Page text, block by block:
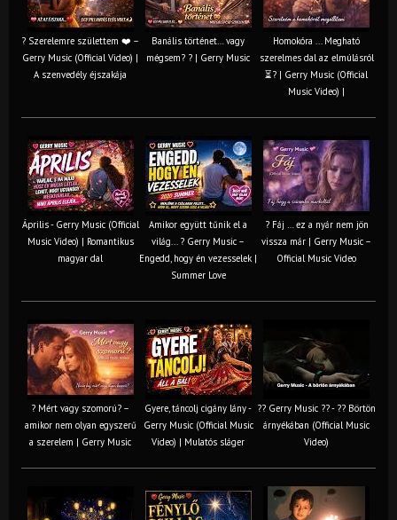
? Szerelemre születtem ❤️ –
Gerry Music (Official Video) |
A szenvedély éjszakája
Banális történet… vagy
mégsem? ? | Gerry Music
Homokóra ... Megható
szerelmes dal az elmúlásról
⏳? | Gerry Music (Official
Music Video) |
Április - Gerry Music (Official
Music Video) | Romantikus
magyar dal
Amikor együtt tűnik el a
világ... ? Gerry Music –
Engedd, hogy én vezesselek |
Summer Love
? Fáj … ez a nyár nem jön
vissza már | Gerry Music –
Official Music Video
? Mért vagy szomorú? –
amikor nem olyan egyszerű
a szerelem | Gerry Music
Gyere, táncolj cigány lány -
Gerry Music (Official Music
Video) | Mulatós sláger
?? Gerry Music ?? - ?? Börtön
árnyékában (Official Music
Video)